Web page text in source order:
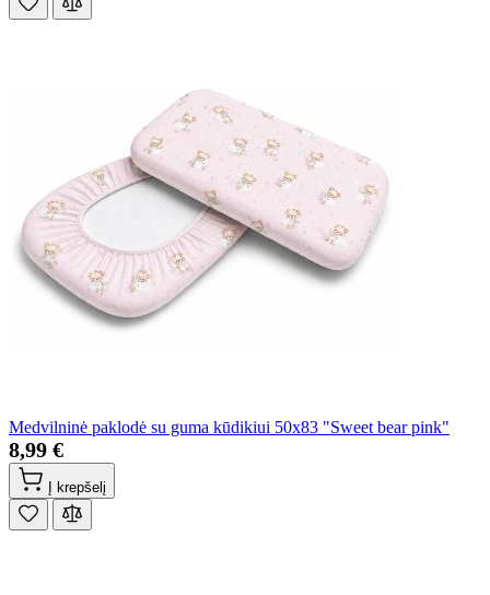
Medvilninė paklodė su guma kūdikiui 50x83 "Sweet bear pink"
8,99 €
Į krepšelį